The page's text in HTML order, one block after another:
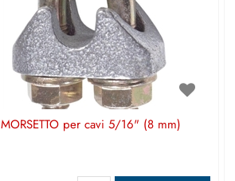
MORSETTO per cavi 5/16" (8 mm)